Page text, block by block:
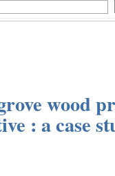
wood
: a case